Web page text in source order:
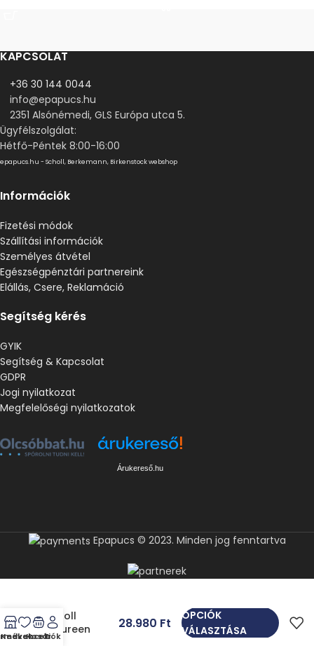
KAPCSOLAT
+36 30 144 0044
info@epapucs.hu
2351 Alsónémedi, GLS Európa utca 5.
Ügyfélszolgálat:
Hétfő-Péntek 8:00-16:00
epapucs.hu - Scholl, Berkemann, Birkenstock webshop
Információk
Fizetési módok
Szállítási információk
Személyes átvétel
Egészségpénztári partnereink
Elállás, Csere, Reklamáció
Segítség kérés
GYIK
Segítség & Kapcsolat
GDPR
Jogi nyilatkozat
Megfelelőségi nyilatkozatok
Árukereső.hu
Epapucs © 2023. Minden jog fenntartva
Scholl
Maureen
28.980 Ft
OPCIÓK
VÁLASZTÁSA
Kedvencek
KosárFiók